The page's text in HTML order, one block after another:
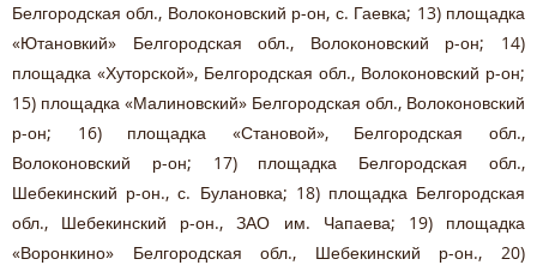
Белгородская обл., Волоконовский р-он, с. Гаевка; 13) площадка
«Ютановкий» Белгородская обл., Волоконовский р-он; 14)
площадка «Хуторской», Белгородская обл., Волоконовский р-он;
15) площадка «Малиновский» Белгородская обл., Волоконовский
р-он; 16) площадка «Становой», Белгородская обл.,
Волоконовский р-он; 17) площадка Белгородская обл.,
Шебекинский р-он., с. Булановка; 18) площадка Белгородская
обл., Шебекинский р-он., ЗАО им. Чапаева; 19) площадка
«Воронкино» Белгородская обл., Шебекинский р-он., 20)